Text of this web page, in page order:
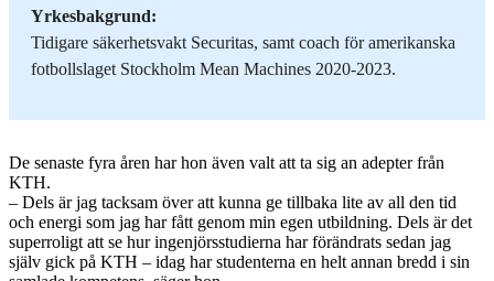
Yrkesbakgrund:
Tidigare säkerhetsvakt Securitas, samt coach för amerikanska
fotbollslaget Stockholm Mean Machines 2020-2023.
De senaste fyra åren har hon även valt att ta sig an adepter från
KTH.
– Dels är jag tacksam över att kunna ge tillbaka lite av all den tid
och energi som jag har fått genom min egen utbildning. Dels är det
superroligt att se hur ingenjörsstudierna har förändrats sedan jag
själv gick på KTH – idag har studenterna en helt annan bredd i sin